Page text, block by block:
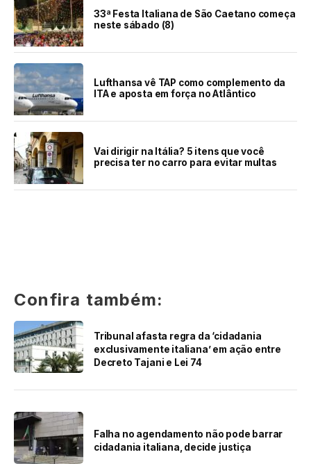
33ª Festa Italiana de São Caetano começa
neste sábado (8)
Lufthansa vê TAP como complemento da
ITA e aposta em força no Atlântico
Vai dirigir na Itália? 5 itens que você
precisa ter no carro para evitar multas
Confira também:
Tribunal afasta regra da ‘cidadania
exclusivamente italiana’ em ação entre
Decreto Tajani e Lei 74
Falha no agendamento não pode barrar
cidadania italiana, decide justiça